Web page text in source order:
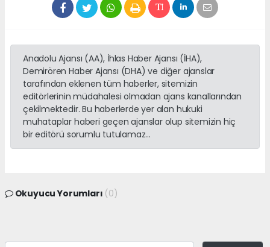
Anadolu Ajansı (AA), İhlas Haber Ajansı (İHA),
Demirören Haber Ajansı (DHA) ve diğer ajanslar
tarafından eklenen tüm haberler, sitemizin
editörlerinin müdahalesi olmadan ajans kanallarından
çekilmektedir. Bu haberlerde yer alan hukuki
muhataplar haberi geçen ajanslar olup sitemizin hiç
bir editörü sorumlu tutulamaz...
Okuyucu Yorumları (0)